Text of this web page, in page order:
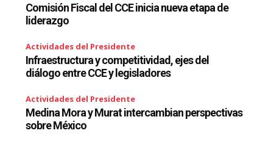
Comisión Fiscal del CCE inicia nueva etapa de
liderazgo
Actividades del Presidente
Infraestructura y competitividad, ejes del
diálogo entre CCE y legisladores
Actividades del Presidente
Medina Mora y Murat intercambian perspectivas
sobre México